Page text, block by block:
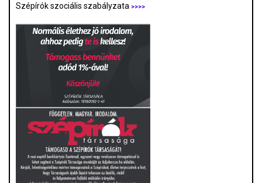
Szépírók szociális szabályzata >>>>